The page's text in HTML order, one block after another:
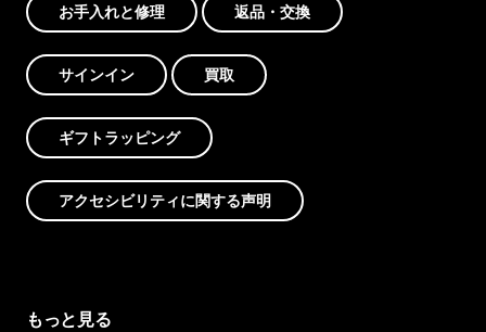
お手入れと修理 返品・交換
サインイン 買取
ギフトラッピング
アクセシビリティに関する声明
もっと見る